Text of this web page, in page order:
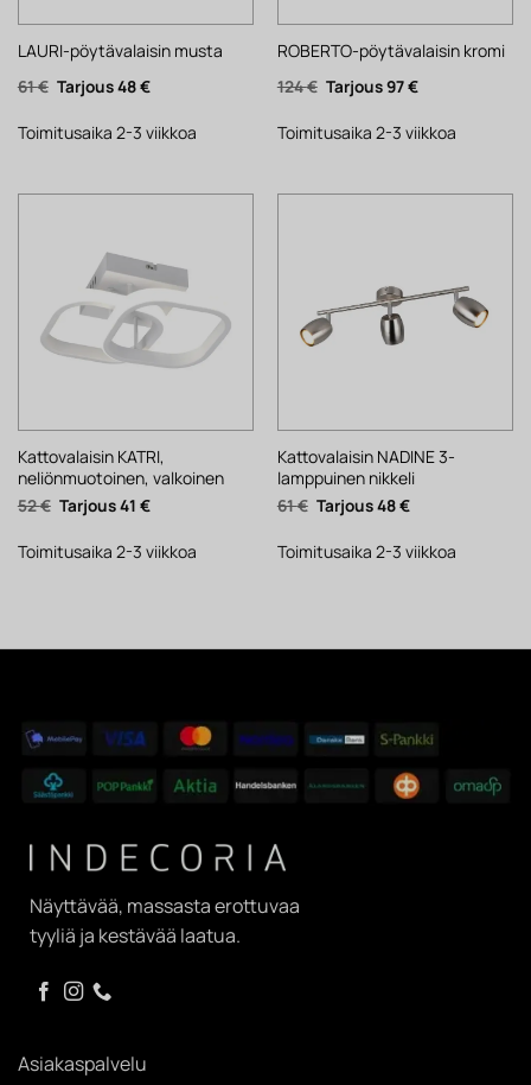
LAURI-pöytävalaisin musta
61€ Alkuperäinen
hinta
61 €.
48€Nykyinen
48 €.
Toimitusaika 2-3 viikkoa
ROBERTO-pöytävalaisin kromi
124€ Alkuperäinen
hinta
124 €.
97€Nykyinen
97 €.
Toimitusaika 2-3 viikkoa
Kattovalaisin KATRI,
neliönmuotoinen, valkoinen
52€ Alkuperäinen
hinta
52 €.
41 €Nykyinen
41 €.
Toimitusaika 2-3 viikkoa
Kattovalaisin NADINE 3-
lamppuinen nikkeli
61€ Alkuperäinen
hinta
61 €.
48€Nykyinen
48 €.
Toimitusaika 2-3 viikkoa
Näyttävää, massasta erottuvaa
tyyliä ja kestävää laatua.
Asiakaspalvelu